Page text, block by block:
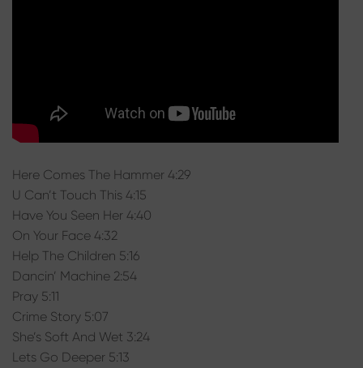
Here Comes The Hammer 4:29
U Can’t Touch This 4:15
Have You Seen Her 4:40
On Your Face 4:32
Help The Children 5:16
Dancin’ Machine 2:54
Pray 5:11
Crime Story 5:07
She’s Soft And Wet 3:24
Lets Go Deeper 5:13